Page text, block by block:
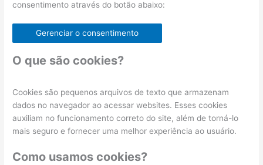
consentimento através do botão abaixo:
Gerenciar o consentimento
O que são cookies?
Cookies são pequenos arquivos de texto que armazenam
dados no navegador ao acessar websites. Esses cookies
auxiliam no funcionamento correto do site, além de torná-lo
mais seguro e fornecer uma melhor experiência ao usuário.
Como usamos cookies?